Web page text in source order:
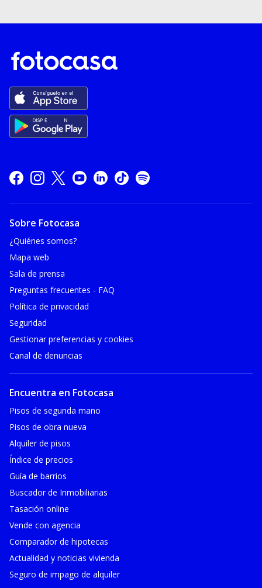
Sobre Fotocasa
¿Quiénes somos?
Mapa web
Sala de prensa
Preguntas frecuentes - FAQ
Política de privacidad
Seguridad
Gestionar preferencias y cookies
Canal de denuncias
Encuentra en Fotocasa
Pisos de segunda mano
Pisos de obra nueva
Alquiler de pisos
Índice de precios
Guía de barrios
Buscador de Inmobiliarias
Tasación online
Vende con agencia
Comparador de hipotecas
Actualidad y noticias vivienda
Seguro de impago de alquiler